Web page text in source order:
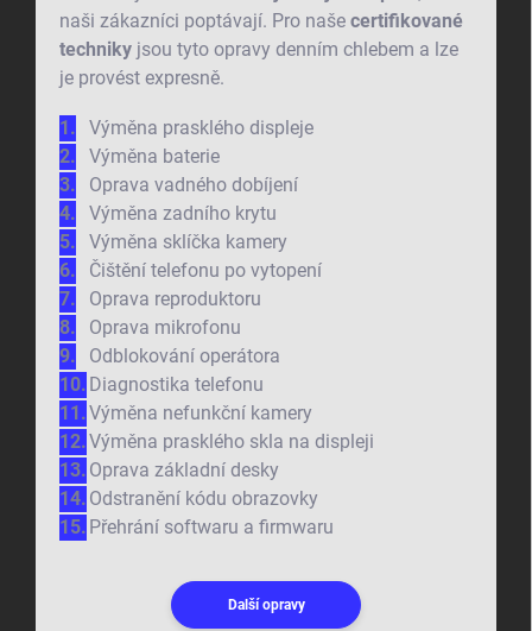
naši zákazníci poptávají. Pro naše certifikované
techniky jsou tyto opravy denním chlebem a lze
je provést expresně.
Výměna prasklého displeje
Výměna baterie
Oprava vadného dobíjení
Výměna zadního krytu
Výměna sklíčka kamery
Čištění telefonu po vytopení
Oprava reproduktoru
Oprava mikrofonu
Odblokování operátora
Diagnostika telefonu
Výměna nefunkční kamery
Výměna prasklého skla na displeji
Oprava základní desky
Odstranění kódu obrazovky
Přehrání softwaru a firmwaru
Další opravy